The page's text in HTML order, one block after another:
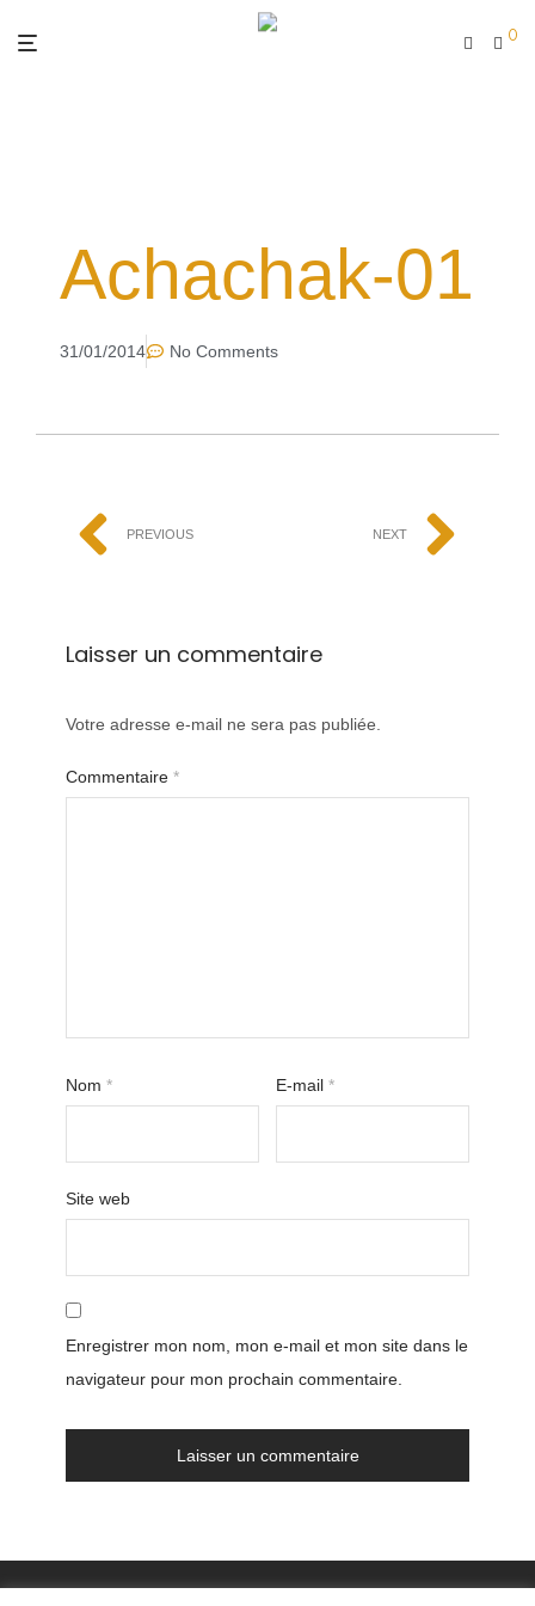
0
Achachak-01
31/01/2014 No Comments
PREVIOUS NEXT
Laisser un commentaire
Votre adresse e-mail ne sera pas publiée.
Commentaire *
Nom * E-mail *
Site web
Enregistrer mon nom, mon e-mail et mon site dans le
navigateur pour mon prochain commentaire.